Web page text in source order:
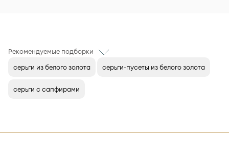
Рекомендуемые подборки
серьги из белого золота
серьги-пусеты из белого золота
серьги с сапфирами